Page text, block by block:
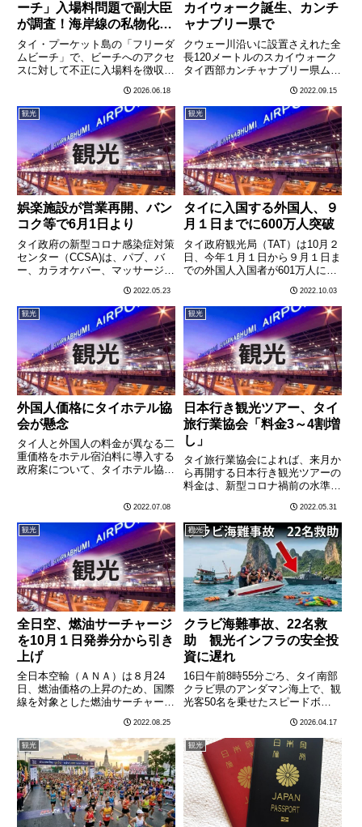
ーチ」入場料問題で副大臣
が調査！海岸線の私物化に
「全員逮捕」
タイ・プーケット島の「フリーダ
ムビーチ」で、ビーチへのアクセ
スに対して不正に入場料を徴収し
の副大臣2名が現地調査に乗り出
した。副大臣らは現場視察後に
「関与者全員を逮捕する」と宣
言、タイ観光業界に衝撃を与えて
いる………
2026.06.18
カイウォーク誕生、カンチ
ャナブリー県で
クウェー川沿いに設置さえれた全
長120メートルのスカイウォーク
タイ西部カンチャナブリー県ムア
望できるスカイウォークが９月
15日、再オープンした。同スカ
イウォークはクウェー川沿いに設
置された全長120メートル、
高………
2022.09.15
観光
娯楽施設が営業再開、バン
コク等で6月1日より
タイ政府の新型コロナ感染症対策
センター（CCSA)は、パブ、バ
ー、カラオケバー、マッサージパ
6月1日より認める方針を明らか
にした。営業時間は深夜0時まで
で、アルコールの提供も認められ
る。対象エリアは、ブルー・
ゾ………
2022.05.23
観光
タイに入国する外国人、９
月１日までに600万人突破
タイ政府観光局（TAT）は10月２
日、今年１月１日から９月１日ま
での外国人入国者が601万人に達
れば、外国人入国者数は、国籍別
で、１位マレーシア人で97万
2699人、２位インド人56万1656
人、３位ラオス人4………
2022.10.03
観光
外国人価格にタイホテル協
会が懸念
タイ人と外国人の料金が異なる二
重価格をホテル宿泊料に導入する
政府案について、タイホテル協会
格水準まで上げるのは非現実だ」
と懸念を示した。政府案によれ
ば、外国人価格にはコロナ禍前の
価………
2022.07.08
観光
日本行き観光ツアー、タイ
旅行業協会「料金3～4割増
し」
タイ旅行業協会によれば、来月か
ら再開する日本行き観光ツアーの
料金は、新型コロナ禍前の水準か
だ。日本政府は新型コロナ対策で
停止していた外国人観光客の受け
入れを6月10日から再開する計画
だが、個人旅行は認めらてお
ら………
2022.05.31
観光
全日空、燃油サーチャージ
を10月１日発券分から引き
上げ
全日本空輸（ＡＮＡ）は８月24
日、燃油価格の上昇のため、国際
線を対象とした燃油サーチャージ
ると発表した。日本～タイ路線
は、現行の片道２万5800円から
３万円に引き上げられる。その他
路線の引き上げ後の燃油サーチ
ャ………
2022.08.25
観光
クラビ海難事故、22名救
助 観光インフラの安全投
資に遅れ
16日午前8時55分ごろ、タイ南部
クラビ県のアンダマン海上で、観
光客50名を乗せたスピードボー
発生した。救助された55名（乗
員・ガイド含む）のうち、22名
が負傷し、ロシア人観光客1名が
死亡した。事故当時の波の
高………
2026.04.17
観光 観光